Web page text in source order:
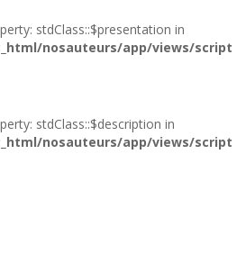
stdClass::$presentation in
nosauteurs/app/views/
stdClass::$description in
nosauteurs/app/views/